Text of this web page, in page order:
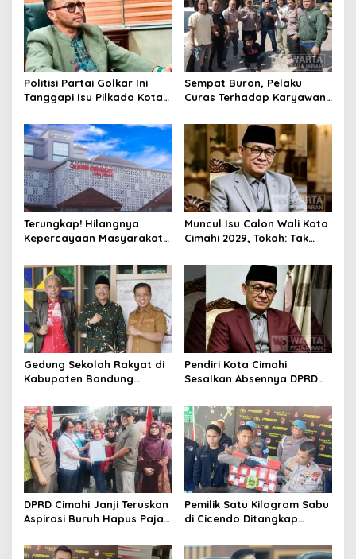
Politisi Partai Golkar Ini
Tanggapi Isu Pilkada Kota
Sempat Buron, Pelaku
Curas Terhadap Karyawan
Ditangkap Polisi
Terungkap! Hilangnya
Kepercayaan Masyarakat
Rebranding RSUD Cibabat
Muncul Isu Calon Wali Kota
Cimahi 2029, Tokoh: Tak
Legitimasi Parpol
Gedung Sekolah Rakyat di
Kabupaten Bandung
Siap Tampung Dua Ribu
Siswa
Pendiri Kota Cimahi
Sesalkan Absennya DPRD
Rebranding RSUD Cibabat
DPRD Cimahi Janji Teruskan
Aspirasi Buruh Hapus Pajak
dan DPR
Pemilik Satu Kilogram Sabu
di Cicendo Ditangkap